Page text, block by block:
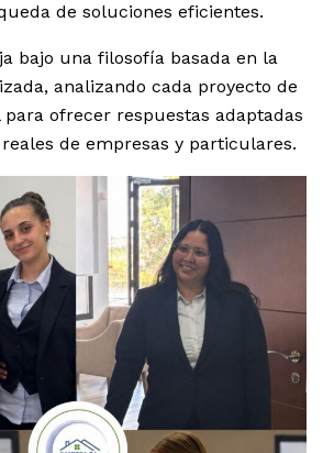
de soluciones eficientes.
bajo una filosofía basada en la
analizando cada proyecto de
ofrecer respuestas adaptadas
de empresas y particulares.